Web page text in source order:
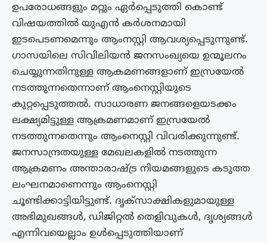
ഉപരോധങ്ങളും മറ്റും ഏർപ്പെടുത്തി കൊണ്ട്
വിഷയത്തിൽ യുഎൻ കർശനമായി
ഇടപെടണമെന്നും ആംനസ്റ്റി ആവശ്യപ്പെടുന്നുണ്ട്.
ഗാസയിലെ സിവിലിയൻ ജനസംഖ്യയെ ഉന്മൂലനം
ചെയ്യുന്നതിനുള്ള ആകമണങ്ങളാണ് ഇസ്രയേൽ
നടത്തുന്നതെന്നാണ് ആംനെസ്റ്റിയുടെ
കുറ്റപ്പെടുത്തൽ. സാധാരണ ജനങ്ങളെയടക്കം
ലക്ഷ്യമിട്ടുള്ള ആക്രമണമാണ് ഇസ്രയേൽ
നടത്തുന്നതെന്നും ആംനെസ്റ്റി വിവരിക്കുന്നുണ്ട്.
ജനസാന്ദ്രതയുള്ള മേഖലകളിൽ നടത്തുന്ന
ആക്രമണം അന്താരാഷ്ട്ര നിയമങ്ങളുടെ കടുത്ത
ലംഘനമാണെന്നും ആംനെസ്റ്റി
ചൂണ്ടിക്കാട്ടിയിട്ടുണ്ട്. ദൃക്‌സാക്ഷികളുമായുള്ള
അഭിമുഖങ്ങള്‍, ഡിജിറ്റല്‍ തെളിവുകള്‍, ദൃശ്യങ്ങള്‍
എന്നിവയെല്ലാം ഉള്‍പ്പെടുത്തിയാണ്